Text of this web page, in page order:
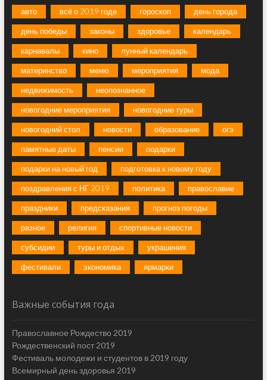
авто всё о 2019 годе гороскоп день города
день победы законы здоровье календарь
карнавалы кино лунный календарь
материнство меню мероприятия мода
недвижимость неопознанное
новогодние мероприятия новогодние туры
новогодний стол новости образование огэ
памятные даты пенсии подарки
подарки на новый год подготовка к новому году
поздравления с НГ 2019 политика православие
праздники предсказания прогноз погоды
разное религия спортивные новости
субсидии туры и отдых украшения
фестивали экономика ярмарки
Важные события года
Православное Рождество 2019
Рождественский пост 2019
Фестиваль молодежи и студентов в 2019 году
Всемирный день здоровья 2019